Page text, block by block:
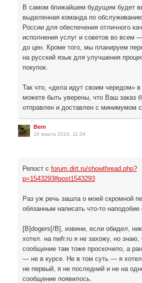
В самом ближайшем будущем будет
выделенная команда по
России для обеспечения отличного
исполнения услуг и советов во всем
до цен. Кроме того, мы планируем
на русский язык для улучшения
покупок.
Так что, «дела идут своим чередом»
можете быть уверены, что Ваш заказ
отправлен и доставлен с минимумом
Bern
16 марта 2010, 11:34
Репост с forum.dirt.ru/showthread.php?
p=1543293#post1543293
Раз уж речь зашла о моей скромной
обязанным написать что-то наподобие
[B]dogers[/B], извини, если обидел,
хотел. на nwfr.ru я не захожу, но знаю,
сообщение там тоже проскочило, а
— не в курсе. Не в том суть — я хотел
не первый, я не последний и не на
сообщение появилось.